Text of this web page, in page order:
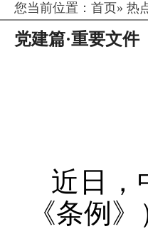
您当前位置： 首页» 热
党建篇·重要文件
近日，
《条例